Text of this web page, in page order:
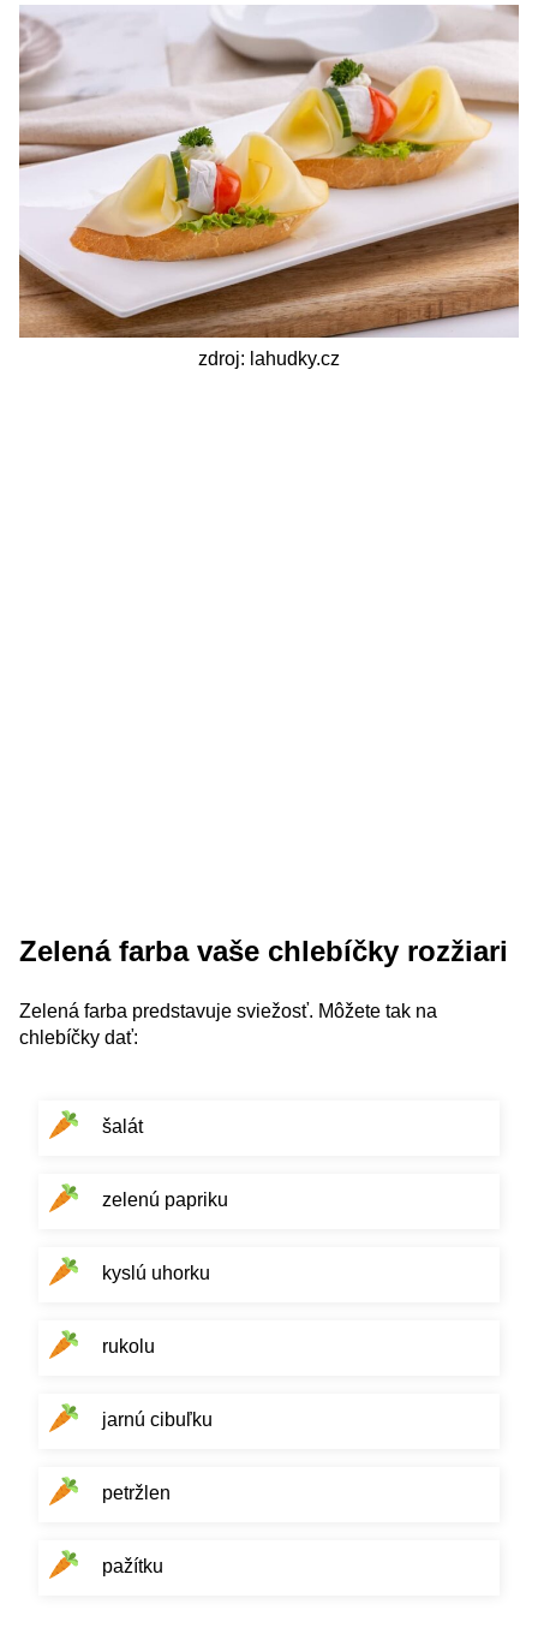
zdroj: lahudky.cz
Zelená farba vaše chlebíčky rozžiari
Zelená farba predstavuje sviežosť. Môžete tak na
chlebíčky dať:
šalát
zelenú papriku
kyslú uhorku
rukolu
jarnú cibuľku
petržlen
pažítku